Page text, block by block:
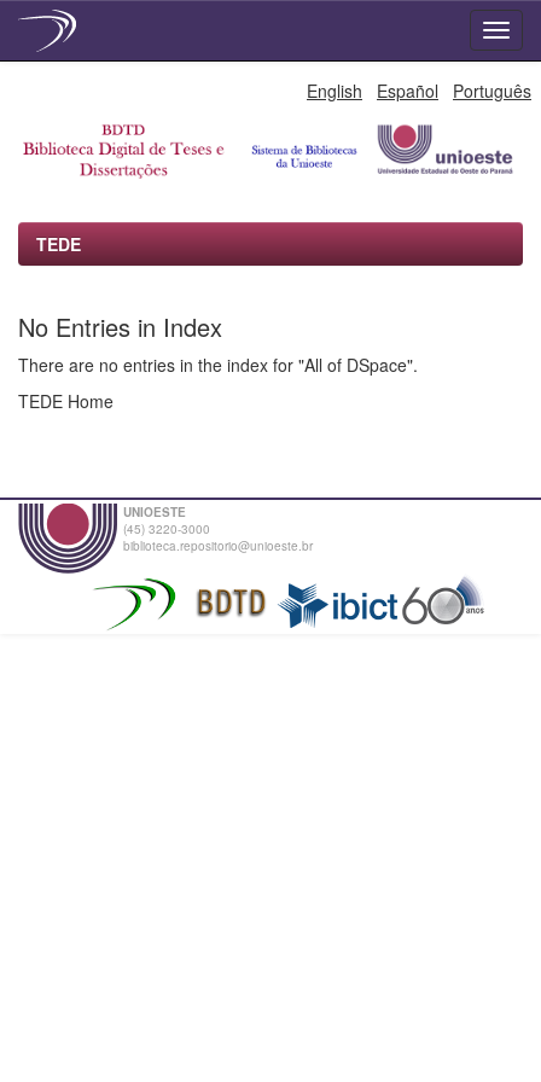
English Español Português
TEDE
No Entries in Index
There are no entries in the index for "All of DSpace".
TEDE Home
UNIOESTE
(45) 3220-3000
biblioteca.repositorio@unioeste.br